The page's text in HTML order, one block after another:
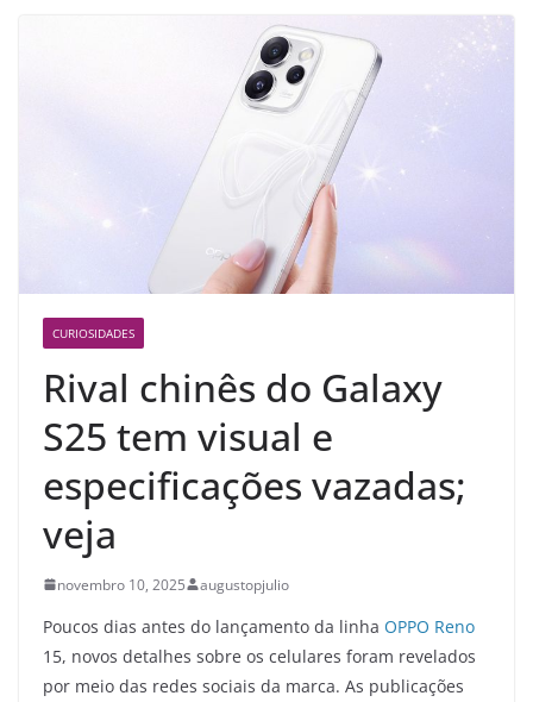
CURIOSIDADES
Rival chinês do Galaxy
S25 tem visual e
especificações vazadas;
veja
novembro 10, 2025 augustopjulio
Poucos dias antes do lançamento da linha OPPO Reno
15, novos detalhes sobre os celulares foram revelados
por meio das redes sociais da marca. As publicações